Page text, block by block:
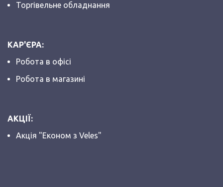
Торгівельне обладнання
КАР'ЄРА:
Робота в офісі
Робота в магазині
АКЦІЇ:
Акція "Економ з Veles"